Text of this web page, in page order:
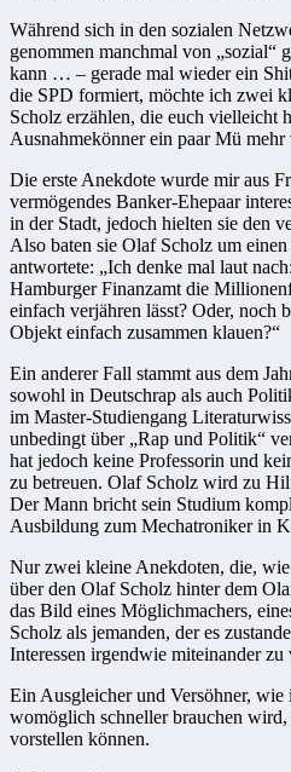
Während sich in den sozialen
genommen manchmal von „sozial“
kann … – gerade mal wieder ein
die SPD formiert, möchte ich zwei
Scholz erzählen, die euch vielleicht
Ausnahmekönner ein paar Mü mehr
Die erste Anekdote wurde mir aus
vermögendes Banker-Ehepaar
in der Stadt, jedoch hielten sie den
Also baten sie Olaf Scholz um
antwortete: „Ich denke mal laut
Hamburger Finanzamt die
einfach verjähren lässt? Oder, noch
Objekt einfach zusammen klauen?“
Ein anderer Fall stammt aus dem
sowohl in Deutschrap als auch
im Master-Studiengang
unbedingt über „Rap und Politik“
hat jedoch keine Professorin und
zu betreuen. Olaf Scholz wird zu
Der Mann bricht sein Studium
Ausbildung zum Mechatroniker in
Nur zwei kleine Anekdoten, die,
über den Olaf Scholz hinter dem
das Bild eines Möglichmachers,
Scholz als jemanden, der es
Interessen irgendwie miteinander zu
Ein Ausgleicher und Versöhner, wie
womöglich schneller brauchen
vorstellen können.